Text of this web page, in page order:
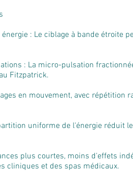
: Le ciblage à bande étroite
: La micro-pulsation
Fitzpatrick.
en mouvement, avec
uniforme de l'énergie réduit
plus courtes, moins d'effets
cliniques et des spas médicaux.